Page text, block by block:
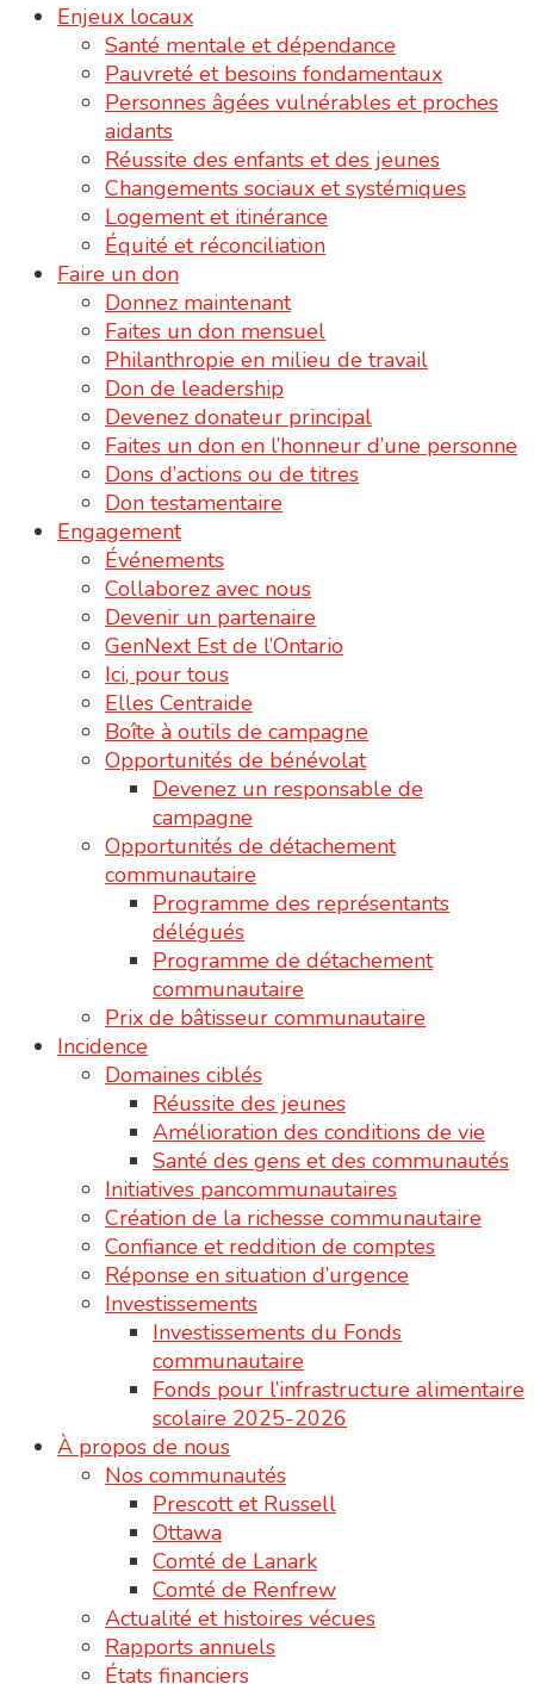
Enjeux locaux
Santé mentale et dépendance
Pauvreté et besoins fondamentaux
Personnes âgées vulnérables et proches
aidants
Réussite des enfants et des jeunes
Changements sociaux et systémiques
Logement et itinérance
Équité et réconciliation
Faire un don
Donnez maintenant
Faites un don mensuel
Philanthropie en milieu de travail
Don de leadership
Devenez donateur principal
Faites un don en l’honneur d’une personne
Dons d’actions ou de titres
Don testamentaire
Engagement
Événements
Collaborez avec nous
Devenir un partenaire
GenNext Est de l’Ontario
Ici, pour tous
Elles Centraide
Boîte à outils de campagne
Opportunités de bénévolat
Devenez un responsable de
campagne
Opportunités de détachement
communautaire
Programme des représentants
délégués
Programme de détachement
communautaire
Prix de bâtisseur communautaire
Incidence
Domaines ciblés
Réussite des jeunes
Amélioration des conditions de vie
Santé des gens et des communautés
Initiatives pancommunautaires
Création de la richesse communautaire
Confiance et reddition de comptes
Réponse en situation d’urgence
Investissements
Investissements du Fonds
communautaire
Fonds pour l’infrastructure alimentaire
scolaire 2025-2026
À propos de nous
Nos communautés
Prescott et Russell
Ottawa
Comté de Lanark
Comté de Renfrew
Actualité et histoires vécues
Rapports annuels
États financiers